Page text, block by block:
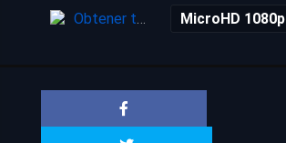
Obtener torrent MicroHD 1080p